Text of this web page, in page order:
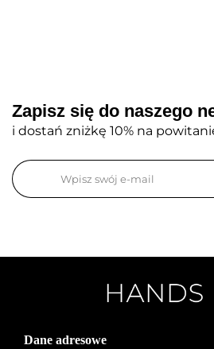
Zapisz się do naszego
i dostań zniżkę 10% na
Dane adresowe